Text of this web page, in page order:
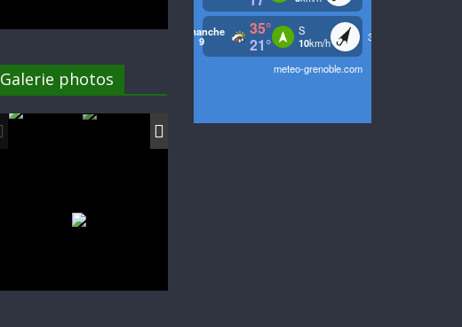
Galerie photos